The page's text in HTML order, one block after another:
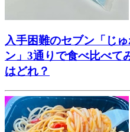
入手困難のセブン「じ
ン」3通りで食べ比べて
はどれ？